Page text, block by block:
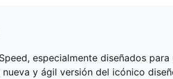
especialmente diseñados
y ágil versión del icónico